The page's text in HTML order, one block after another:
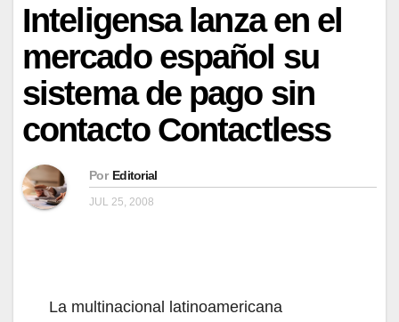
Inteligensa lanza en el
mercado español su
sistema de pago sin
contacto Contactless
Por Editorial
JUL 25, 2008
La multinacional latinoamericana